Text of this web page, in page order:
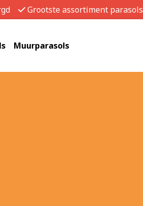
Grootste assortiment parasols
Muurparasols